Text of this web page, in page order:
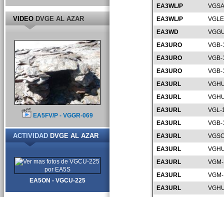
EA3WL/P
EA3WL/P
EA3WD
EA3URO
EA3URO
EA3URO
EA3URL
EA3URL
EA3URL
VGL-
EA3URL
EA3URL
EA3URL
EA3URL
EA3URL
EA3URL
VIDEODVGE AL AZAR
EA5FV/P - VGGR-069
ACTIVIDADDVGE AL AZAR
EA5ON - VGCU-225